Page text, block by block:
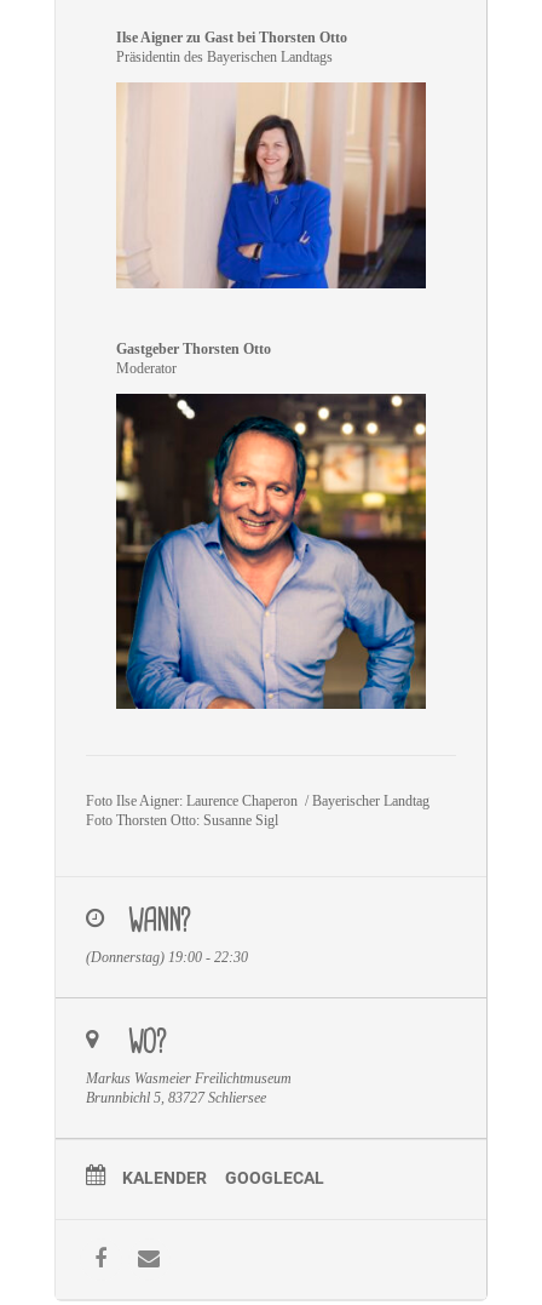
Ilse Aigner zu Gast bei Thorsten Otto
Präsidentin des Bayerischen Landtags
Gastgeber Thorsten Otto
Moderator
Foto Ilse Aigner: Laurence Chaperon / Bayerischer Landtag
Foto Thorsten Otto: Susanne Sigl
WANN?
(Donnerstag) 19:00 - 22:30
WO?
Markus Wasmeier Freilichtmuseum
Brunnbichl 5, 83727 Schliersee
KALENDER GOOGLECAL